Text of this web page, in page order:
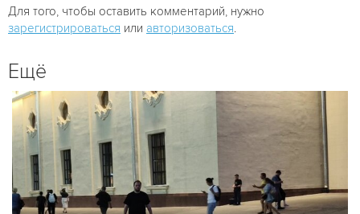
Для того, чтобы оставить комментарий, нужно
зарегистрироваться или авторизоваться
Ещё